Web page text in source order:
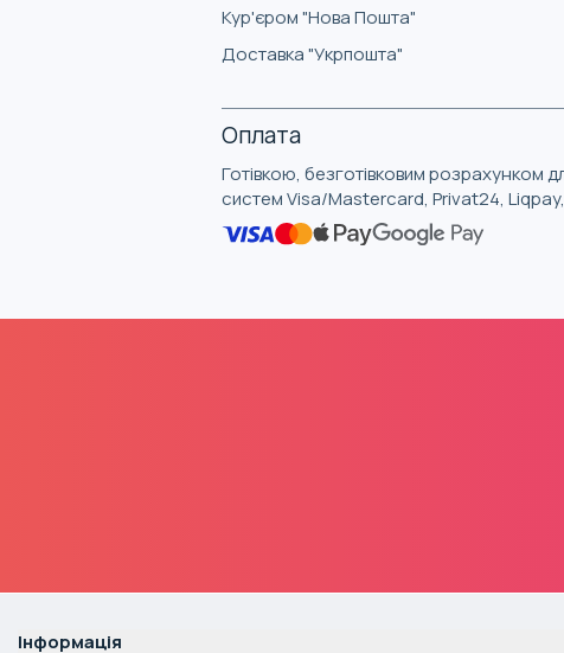
Кур'єром "Нова Пошта"
Доставка "Укрпошта"
Оплата
Готівкою, безготівковим розрахунком
систем Visa/Mastercard, Privat24,
Інформація